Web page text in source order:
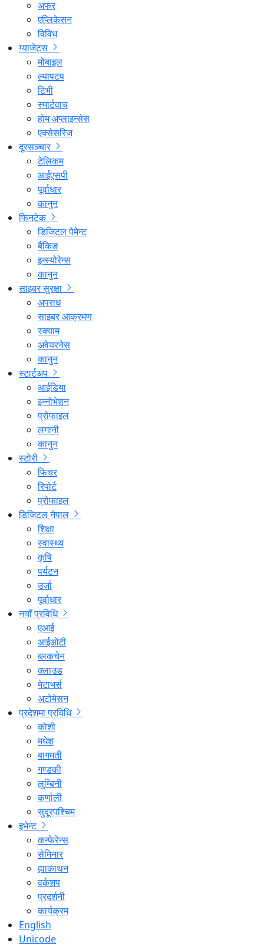
अफर
एप्लिकेसन
विविध
ग्याजेट्स
मोबाइल
ल्यापटप
टिभी
स्मार्टवाच
होम अप्लाइन्सेस
एक्सेसरिज
दूरसञ्चार
टेलिकम
आईएसपी
पूर्वाधार
कानुन
फिनटेक
डिजिटल पेमेन्ट
बैंकिङ
इन्स्योरेन्स
कानुन
साइबर सुरक्षा
अपराध
साइबर आक्रमण
स्क्याम
अवेयरनेस
कानुन
स्टार्टअप
आईडिया
इन्नोभेशन
प्रोफाइल
लगानी
कानुन
स्टोरी
फिचर
रिपोर्ट
प्रोफाइल
डिजिटल नेपाल
शिक्षा
स्वास्थ्य
कृषि
पर्यटन
उर्जा
पूर्वाधार
नयाँ प्रविधि
एआई
आईओटी
ब्लकचेन
क्लाउड
मेटाभर्स
अटोमेसन
प्रदेशमा प्रविधि
कोशी
मधेश
बागमती
गण्डकी
लुम्बिनी
कर्णाली
सुदूरपश्चिम
इभेन्ट
कन्फेरेन्स
सेमिनार
ह्याकाथन
वर्कशप
प्रदर्शनी
कार्यक्रम
English
Unicode